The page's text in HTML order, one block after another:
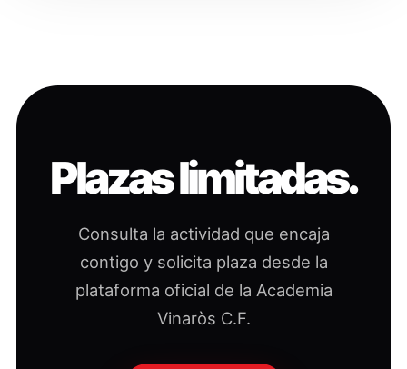
Plazas limitadas.
Consulta la actividad que encaja
contigo y solicita plaza desde la
plataforma oficial de la Academia
Vinaròs C.F.